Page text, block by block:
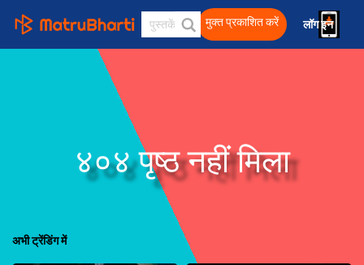
हिंदी
मुक्त प्रकाशित करें लॉग इन
४०४ पृष्ठ नहीं मिला
अभी ट्रेंडिंग में